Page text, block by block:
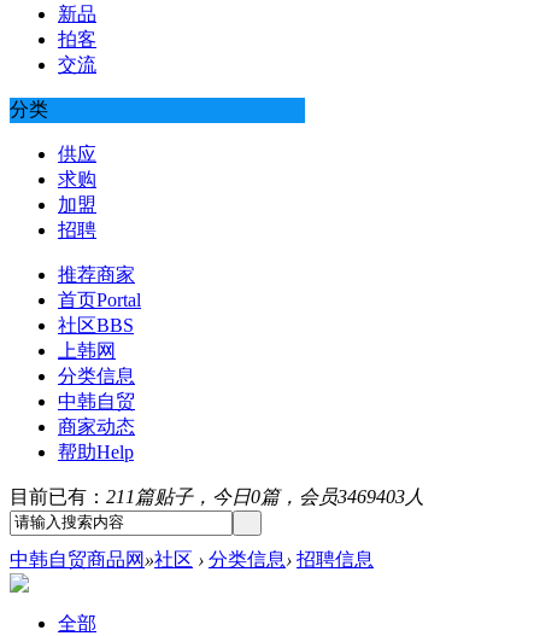
新品
拍客
交流
分类
供应
求购
加盟
招聘
推荐商家
首页Portal
社区BBS
上韩网
分类信息
中韩自贸
商家动态
帮助Help
目前已有： 211篇贴子，今日0篇，会员3469403人
中韩自贸商品网 »社区 › 分类信息› 招聘信息
全部